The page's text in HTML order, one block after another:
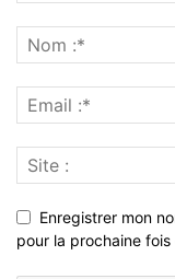
Enregistrer mon
pour la prochaine